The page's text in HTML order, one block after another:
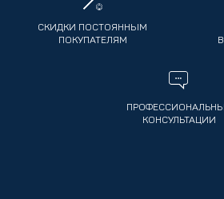
СКИДКИ ПОСТОЯННЫМ
ПОКУПАТЕЛЯМ
КОНСУЛЬТАЦИИ